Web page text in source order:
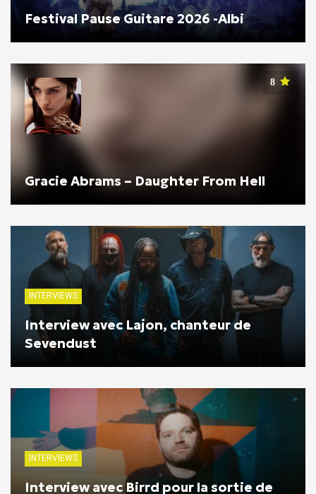
Festival Pause Guitare 2026 -Albi
8
Gracie Abrams – Daughter From Hell
INTERVIEWS
Interview avec Lajon, chanteur de
Sevendust
INTERVIEWS
Interview avec Birrd pour la sortie de